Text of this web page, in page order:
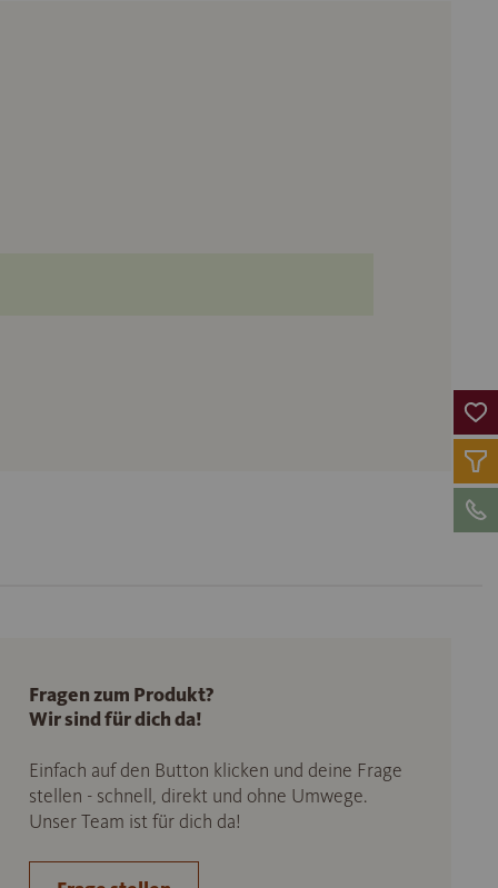
Fragen zum Produkt?
Wir sind für dich da!
Einfach auf den Button klicken und deine Frage
stellen - schnell, direkt und ohne Umwege.
Unser Team ist für dich da!